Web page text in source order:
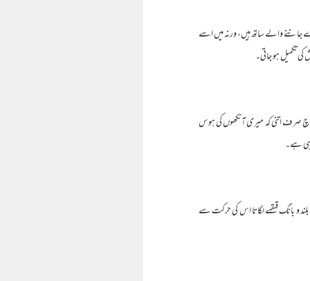
والے ساتھ ہیں، ورنہ میں اسے
تکمیل ہو جاتی۔
صرف اتنی کہ میری آنکھوں کی ہوس
ہی ہے۔
و بانگ قہقہے لگاتا اس کی حرکت سے